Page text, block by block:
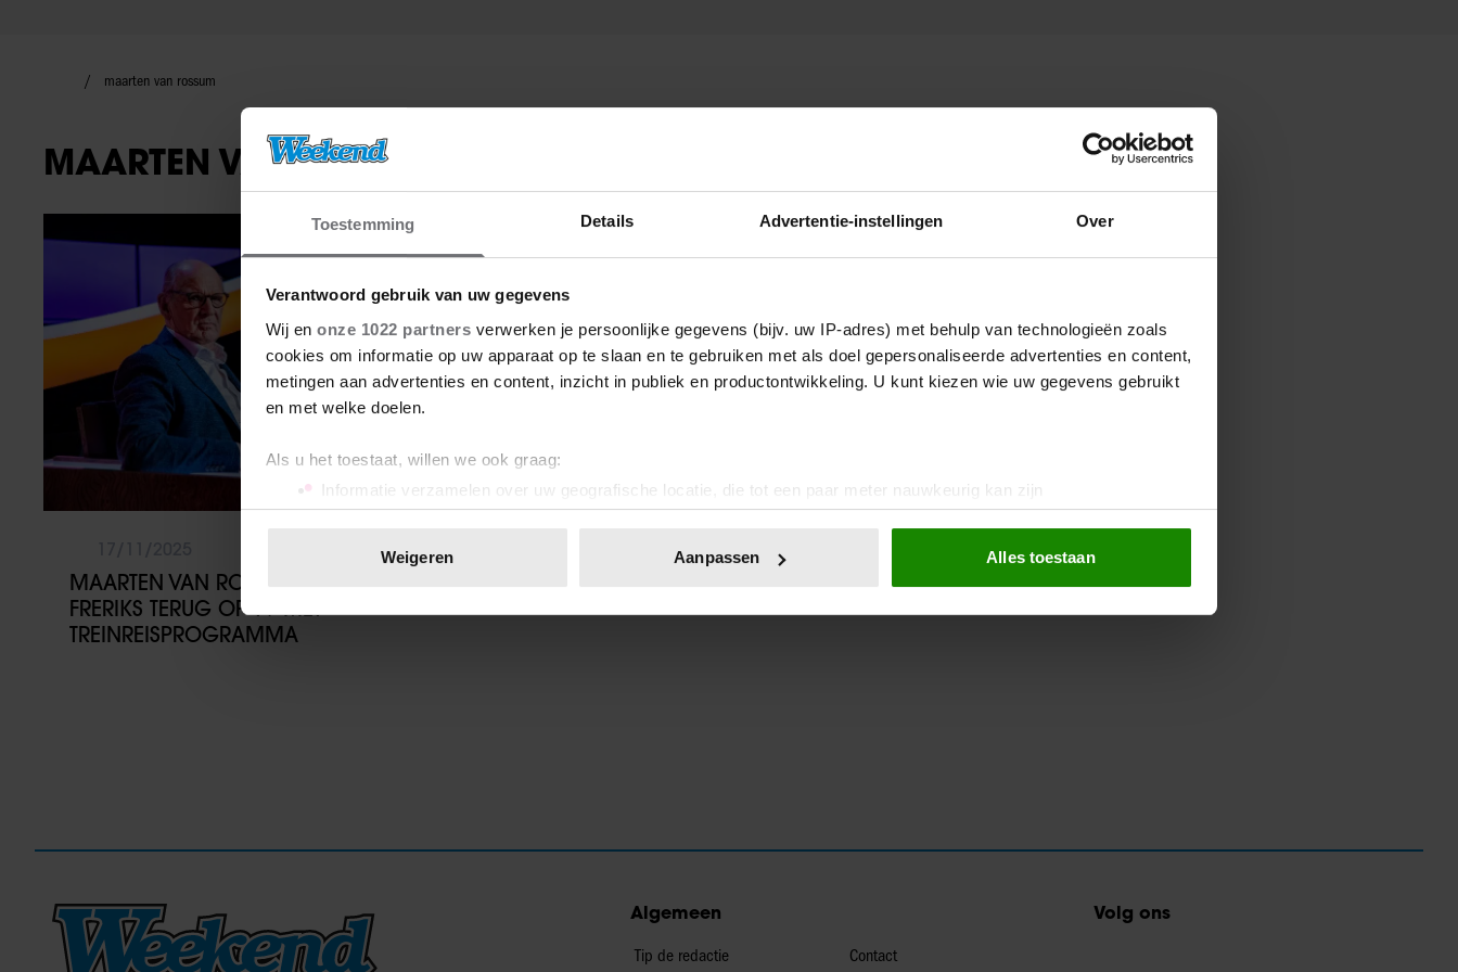
Toestemming Details Advertentie-instellingen Over
Verantwoord gebruik van uw gegevens
Wij en onze 1022 partners verwerken je persoonlijke gegevens (bijv. uw IP-adres) met behulp van technologieën zoals
cookies om informatie op uw apparaat op te slaan en te gebruiken met als doel gepersonaliseerde advertenties en content,
metingen aan advertenties en content, inzicht in publiek en productontwikkeling. U kunt kiezen wie uw gegevens gebruikt
en met welke doelen.
Als u het toestaat, willen we ook graag:
Informatie verzamelen over uw geografische locatie, die tot een paar meter nauwkeurig kan zijn
Uw apparaat identificeren door het actief te scannen op specifieke eigenschappen (fingerprinting)
toestemming op elk moment wijzigen of intrekken in de Cookieverklaring.
We gebruiken cookies om content en advertenties te personaliseren, om functies voor social media te bieden en om ons
Weigeren Aanpassen Alles toestaan
maarten van rossum
MAARTEN VAN ROSSUM
TV-programma
MAARTEN VAN ROSSEM EN PHILIP
FRERIKS TERUG OP TV MET
TREINREISPROGRAMMA
Algemeen
Tip de redactie Contact
Volg ons